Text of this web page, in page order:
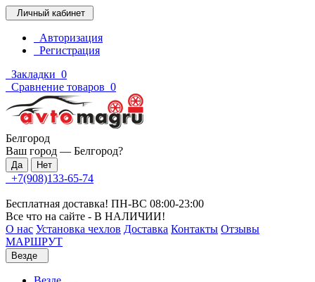
Личный кабинет
Авторизация
Регистрация
Закладки 0
Сравнение товаров 0
Белгород
Ваш город — Белгород?
+7(908)133-65-74
Бесплатная доставка! ПН-ВС 08:00-23:00
Все что на сайте - В НАЛИЧИИ!
О нас Установка чехлов Доставка Контакты Отзывы
МАРШРУТ
Везде